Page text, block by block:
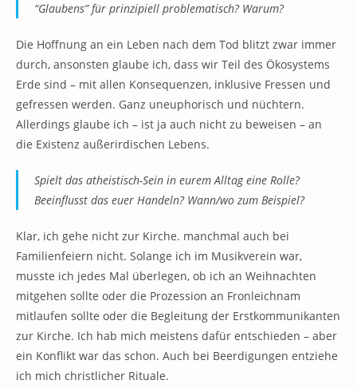
“Glaubens” für prinzipiell problematisch? Warum?
Die Hoffnung an ein Leben nach dem Tod blitzt zwar immer
durch, ansonsten glaube ich, dass wir Teil des Ökosystems
Erde sind – mit allen Konsequenzen, inklusive Fressen und
gefressen werden. Ganz uneuphorisch und nüchtern.
Allerdings glaube ich – ist ja auch nicht zu beweisen – an
die Existenz außerirdischen Lebens.
Spielt das atheistisch-Sein in eurem Alltag eine Rolle?
Beeinflusst das euer Handeln? Wann/wo zum Beispiel?
Klar, ich gehe nicht zur Kirche. manchmal auch bei
Familienfeiern nicht. Solange ich im Musikverein war,
musste ich jedes Mal überlegen, ob ich an Weihnachten
mitgehen sollte oder die Prozession an Fronleichnam
mitlaufen sollte oder die Begleitung der Erstkommunikanten
zur Kirche. Ich hab mich meistens dafür entschieden – aber
ein Konflikt war das schon. Auch bei Beerdigungen entziehe
ich mich christlicher Rituale.